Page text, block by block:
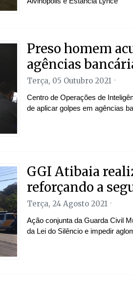
Preso homem
agências
Terça, 05 Outubro 2021
Centro de Operações de
de aplicar golpes em agências
GGI Atibaia
reforçando a
Terça, 24 Agosto 2021
Ação conjunta da Guarda Civil
da Lei do Silêncio e impedir